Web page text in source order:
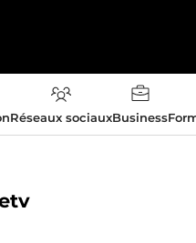
Réseaux sociauxBusiness